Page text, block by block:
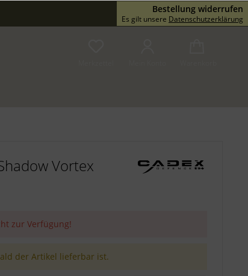
Service/Hilfe
Vortex
zur Verfügung!
der Artikel lieferbar ist.
Bestellung widerrufen
Es gilt unsere Datenschutzerklärung